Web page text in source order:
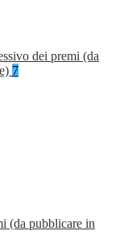
dei premi (da
7
(da pubblicare in